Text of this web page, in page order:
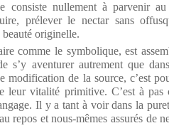
consiste nullement à parvenir
prélever le nectar sans
beauté originelle.
comme le symbolique, est
aventurer autrement que
modification de la source, c’est
leur vitalité primitive. C’est à pas
Il y a tant à voir dans la
repos et nous-mêmes assurés de